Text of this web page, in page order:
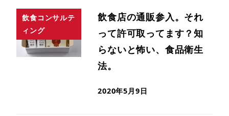
飲食コンサルテ
ィング
飲食店の通販参入。それ
って許可取ってます？知
らないと怖い、食品衛生
法。
2020年5月9日